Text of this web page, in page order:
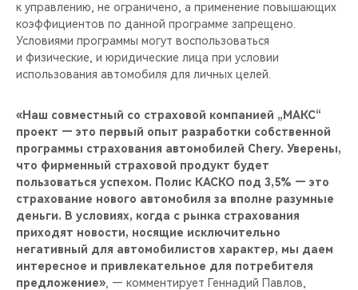
к управлению, не ограничено, а применение повышающих
коэффициентов по данной программе запрещено.
Условиями программы могут воспользоваться
и физические, и юридические лица при условии
использования автомобиля для личных целей.
«Наш совместный со страховой компанией „МАКС“
проект — это первый опыт разработки собственной
программы страхования автомобилей Chery. Уверены,
что фирменный страховой продукт будет
пользоваться успехом. Полис КАСКО под 3,5% — это
страхование нового автомобиля за вполне разумные
деньги. В условиях, когда с рынка страхования
приходят новости, носящие исключительно
негативный для автомобилистов характер, мы даем
интересное и привлекательное для потребителя
предложение» , — комментирует Геннадий Павлов,